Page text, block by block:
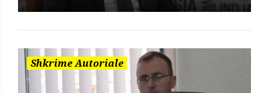
Shkrime Autoriale